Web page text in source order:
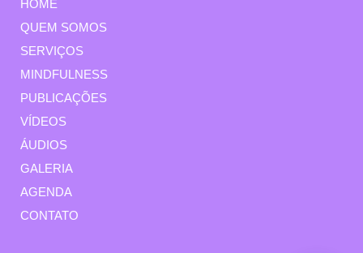
HOME
QUEM SOMOS
SERVIÇOS
MINDFULNESS
PUBLICAÇÕES
VÍDEOS
ÁUDIOS
GALERIA
AGENDA
CONTATO